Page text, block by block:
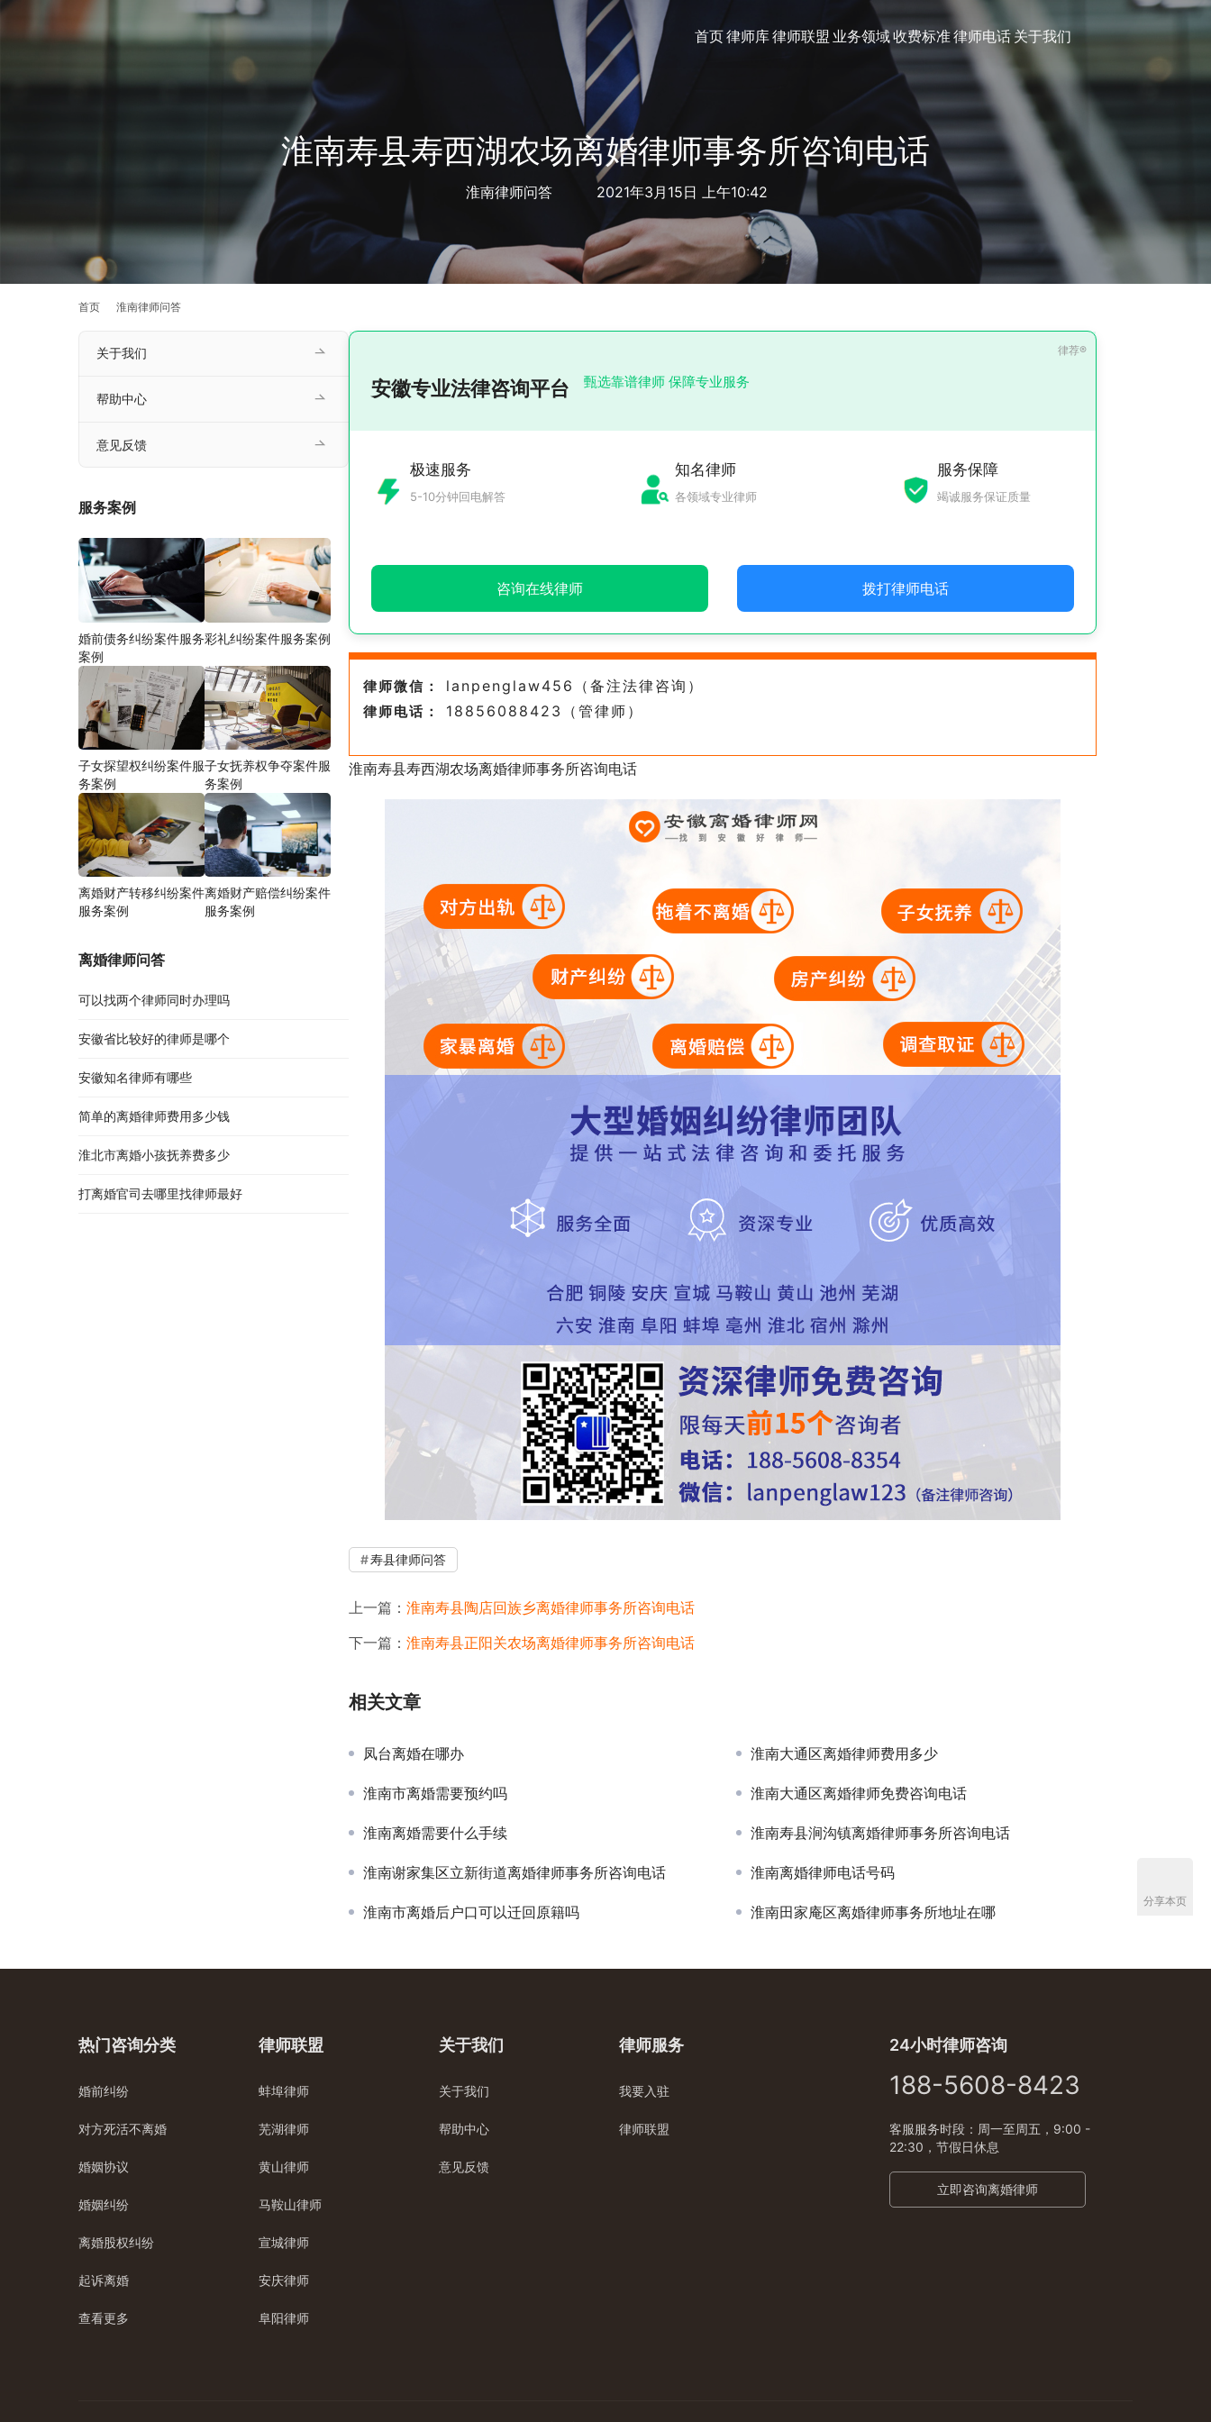
首页律师库律师联盟 业务领域收费标准律师电话关于我们
淮南寿县寿西湖农场离婚律师事务所咨询电话
淮南律师问答 2021年3月15日 上午10:42
首页 淮南律师问答
安徽专业法律咨询平台 甄选靠谱律师 保障专业服务
极速服务
5-10分钟回电解答
知名律师
各领域专业律师
服务保障
竭诚服务保证质量
咨询在线律师 拨打律师电话
律师微信： lanpenglaw456（备注法律咨询）
律师电话： 18856088423（管律师）
淮南寿县寿西湖农场离婚律师事务所咨询电话
寿县律师问答
上一篇： 淮南寿县陶店回族乡离婚律师事务所咨询电话
下一篇： 淮南寿县正阳关农场离婚律师事务所咨询电话
相关文章
凤台离婚在哪办 淮南大通区离婚律师费用多少
淮南市离婚需要预约吗 淮南大通区离婚律师免费咨询电话
淮南离婚需要什么手续 淮南寿县涧沟镇离婚律师事务所咨询电话
淮南谢家集区立新街道离婚律师事务所咨询电话 淮南离婚律师电话号码
淮南市离婚后户口可以迁回原籍吗 淮南田家庵区离婚律师事务所地址在哪
关于我们
帮助中心
意见反馈
服务案例
婚前债务纠纷案件服务
案例
彩礼纠纷案件服务案例
子女探望权纠纷案件服
务案例
子女抚养权争夺案件服
务案例
离婚财产转移纠纷案件
服务案例
离婚财产赔偿纠纷案件
服务案例
离婚律师问答
可以找两个律师同时办理吗
安徽省比较好的律师是哪个
安徽知名律师有哪些
简单的离婚律师费用多少钱
淮北市离婚小孩抚养费多少
打离婚官司去哪里找律师最好
热门咨询分类
婚前纠纷
对方死活不离婚
婚姻协议
婚姻纠纷
离婚股权纠纷
起诉离婚
查看更多
律师联盟
蚌埠律师
芜湖律师
黄山律师
马鞍山律师
宣城律师
安庆律师
阜阳律师
关于我们
关于我们
帮助中心
意见反馈
律师服务
我要入驻
律师联盟
24小时律师咨询
188-5608-8423
客服服务时段：周一至周五，9:00 -
22:30，节假日休息
立即咨询离婚律师
分享本页